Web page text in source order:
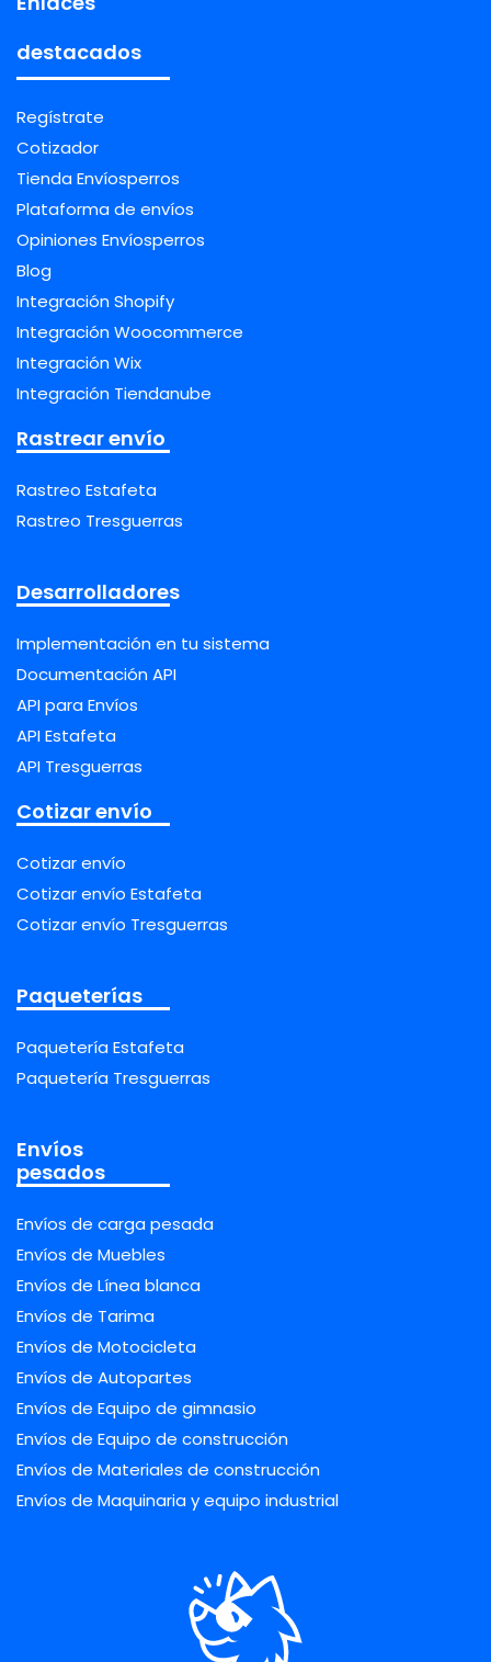
destacados
Regístrate
Cotizador
Tienda Envíosperros
Plataforma de envíos
Opiniones Envíosperros
Blog
Integración Shopify
Integración Woocommerce
Integración Wix
Integración Tiendanube
Rastrear envío
Rastreo Estafeta
Rastreo Tresguerras
Desarrolladores
Implementación en tu sistema
Documentación API
API para Envíos
API Estafeta
API Tresguerras
Cotizar envío
Cotizar envío
Cotizar envío Estafeta
Cotizar envío Tresguerras
Paqueterías
Paquetería Estafeta
Paquetería Tresguerras
Envíos
pesados
Envíos de carga pesada
Envíos de Muebles
Envíos de Línea blanca
Envíos de Tarima
Envíos de Motocicleta
Envíos de Autopartes
Envíos de Equipo de gimnasio
Envíos de Equipo de construcción
Envíos de Materiales de construcción
Envíos de Maquinaria y equipo industrial